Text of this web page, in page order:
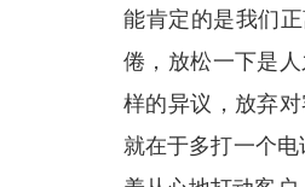
能肯定的是我们
倦，放松一下是
样的异议，放弃
就在于多打一个